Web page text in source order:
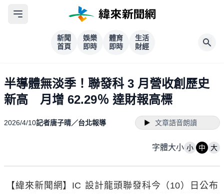
新聞
首頁
娛樂
即時
體育
即時
生活
財經
半導體無淡季！聯發科 3 月營收創歷史
新高 月增 62.29％ 達財報高標
2026/4/10記者唐子晴／台北報導 文章語音朗讀
字體大小 小 中 大
【緯來新聞網】IC 設計龍頭聯發科今（10）日公布